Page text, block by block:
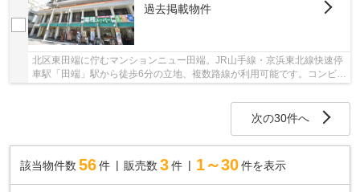
過去掲載物件
北区東田端に佇むマンションニュー田端。JR山手線・京浜東北線快速停
車駅「田端」駅から徒歩6分の立地、複数路線が利用可能です。コンビ
次の30件へ
該当物件数 56件 販売数 3 件 1～30 件を表示